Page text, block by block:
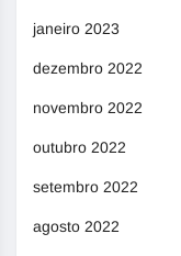
janeiro 2023
dezembro 2022
novembro 2022
outubro 2022
setembro 2022
agosto 2022